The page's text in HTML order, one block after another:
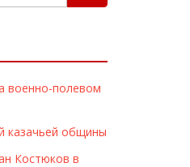
военно-полевом
казачьей общины
Костюков в